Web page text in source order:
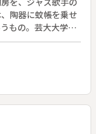
陶器に蚊帳を乗せ
もの。芸大大学院
絵に布目の可能性
れでも自然の色と
出しの時間まで計
は次への課題とな